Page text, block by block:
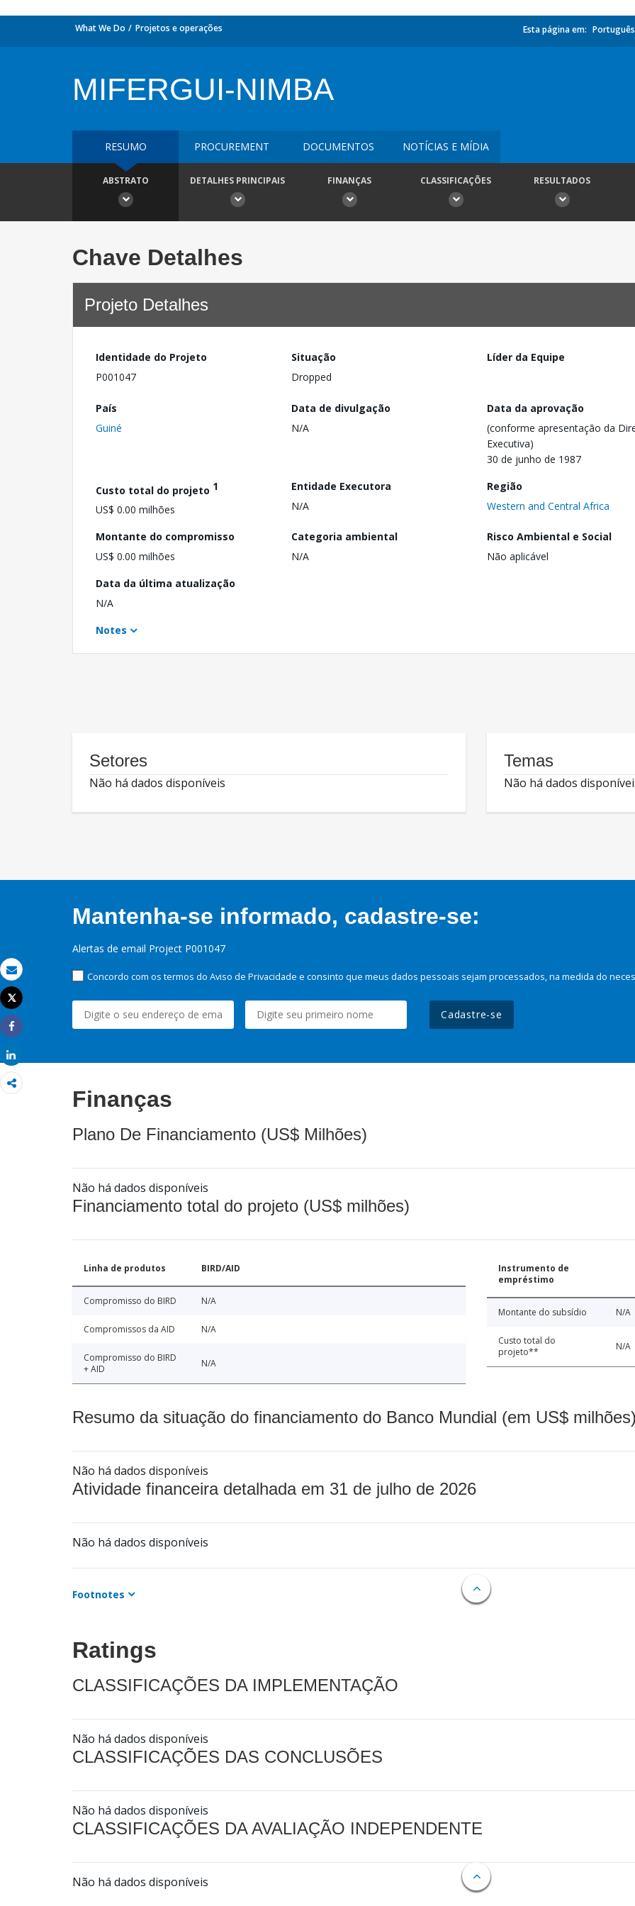
Email
Imprimir
Tweet
Share
What We Do Projetos e operações Esta página em: Português
MIFERGUI-NIMBA
RESUMO PROCUREMENT DOCUMENTOS NOTÍCIAS E MÍDIA
ABSTRATO DETALHES PRINCIPAIS FINANÇAS CLASSIFICAÇÕES RESULTADOS
Chave Detalhes
Projeto Detalhes
Identidade do Projeto
P001047
Situação
Dropped
Líder da Equipe
País
Guiné
Data de divulgação
N/A
Data da aprovação
(conforme apresentação da
Executiva)
30 de junho de 1987
Custo total do projeto 1
US$ 0.00 milhões
Entidade Executora
N/A
Região
Western and Central Africa
Montante do compromisso
US$ 0.00 milhões
Categoria ambiental
N/A
Risco Ambiental e Social
Não aplicável
Data da última atualização
N/A
Notes
Setores
Não há dados disponíveis
Temas
Não há dados
Mantenha-se informado, cadastre-se:
Alertas de email Project P001047
Concordo com os termos do Aviso de Privacidade e consinto que meus dados pessoais sejam processados, na medida do
Cadastre-se
Finanças
Plano De Financiamento (US$ Milhões)
Não há dados disponíveis
Financiamento total do projeto (US$ milhões)
Linha de produtos BIRD/AID
Compromisso do BIRD N/A
Compromissos da AID N/A
Compromisso do BIRD
+ AID
N/A
Instrumento de
empréstimo
Montante do subsídio N/A
Custo total do
projeto**
N/A
Resumo da situação do financiamento do Banco Mundial (em US$
Não há dados disponíveis
Atividade financeira detalhada em 31 de julho de 2026
Não há dados disponíveis
Footnotes
Ratings
CLASSIFICAÇÕES DA IMPLEMENTAÇÃO
Não há dados disponíveis
CLASSIFICAÇÕES DAS CONCLUSÕES
Não há dados disponíveis
CLASSIFICAÇÕES DA AVALIAÇÃO INDEPENDENTE
Não há dados disponíveis